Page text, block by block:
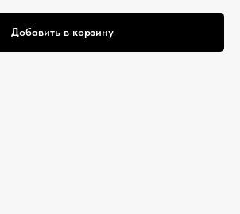
Добавить в корзину